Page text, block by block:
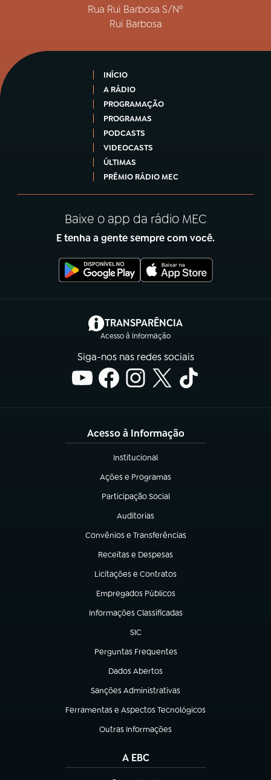
Rua Rui Barbosa S/Nº
Rui Barbosa
INÍCIO
A RÁDIO
PROGRAMAÇÃO
PROGRAMAS
PODCASTS
VIDEOCASTS
ÚLTIMAS
PRÊMIO RÁDIO MEC
Baixe o app da rádio MEC
E tenha a gente sempre com você.
TRANSPARÊNCIA
Acesso à Informação
(abre em nova aba)
Siga-nos nas redes sociais
Acesso à Informação
Institucional
(abre em nova aba)
Ações e Programas
(abre em nova aba)
Participação Social
(abre em nova aba)
Auditorias
(abre em nova aba)
Convênios e Transferências
(abre em nova aba)
Receitas e Despesas
(abre em nova aba)
Licitações e Contratos
(abre em nova aba)
Empregados Públicos
(abre em nova aba)
Informações Classificadas
(abre em nova aba)
SIC
(abre em nova aba)
Perguntas Frequentes
(abre em nova aba)
Dados Abertos
(abre em nova aba)
Sanções Administrativas
(abre em nova aba)
Ferramentas e Aspectos Tecnológicos
(abre em nova aba)
Outras Informações
(abre em nova aba)
A EBC